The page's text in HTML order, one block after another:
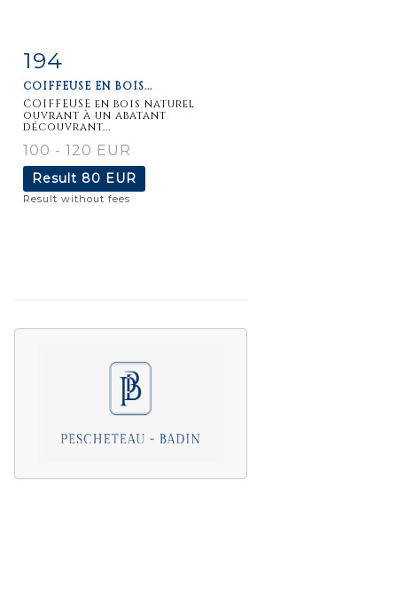
Item detail
194
COIFFEUSE EN BOIS...
COIFFEUSE en bois naturel
ouvrant à un abatant
découvrant...
100 - 120 EUR
Result 80 EUR
Result without fees